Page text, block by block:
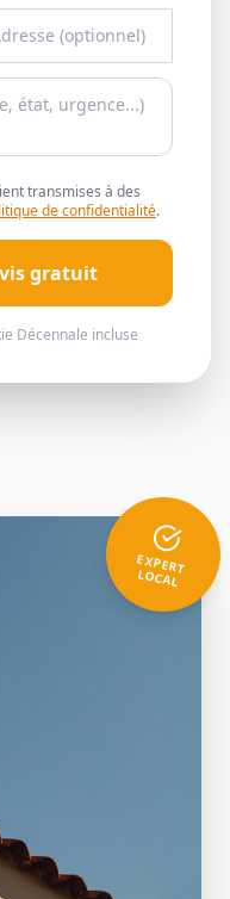
transmises à des
de confidentialité.
gratuit
Décennale incluse
EXPERT
LOCAL